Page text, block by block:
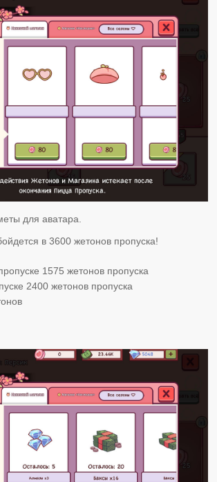
для аватара.
в 3600 жетонов пропуска!
1575 жетонов пропуска
2400 жетонов пропуска